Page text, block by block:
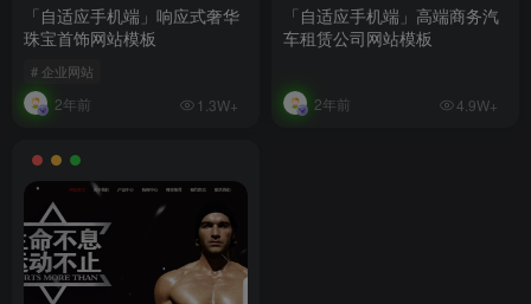
「自适应手机端」响应式奢华
珠宝首饰网站模板
# 企业网站
2年前 1.3W+
「自适应手机端」高端商务汽
车租赁公司网站模板
2年前 4.9W+